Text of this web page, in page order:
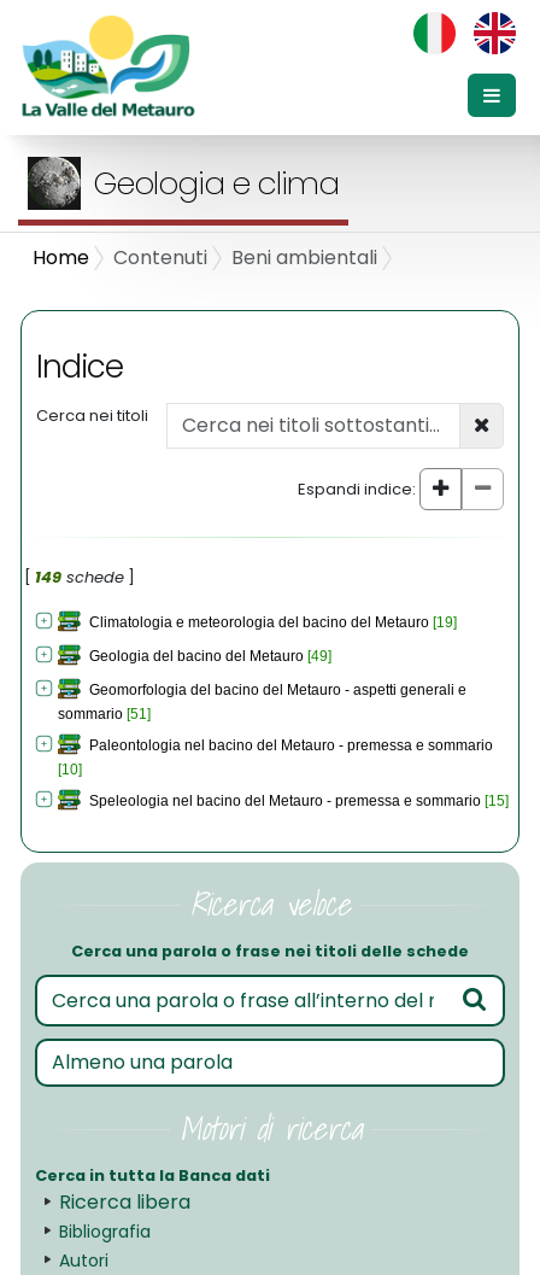
Geologia e clima
Home Contenuti Beni ambientali
Ricerca veloce
Cerca una parola o frase nei titoli delle schede
Motori di ricerca
Cerca in tutta la Banca dati
Ricerca libera
Bibliografia
Autori
Indice
Cerca nei titoli
Espandi indice:
[ 149 schede ]
Climatologia e meteorologia del bacino del Metauro [19]
Geologia del bacino del Metauro [49]
Geomorfologia del bacino del Metauro - aspetti generali e
sommario [51]
Paleontologia nel bacino del Metauro - premessa e sommario
[10]
Speleologia nel bacino del Metauro - premessa e sommario [15]